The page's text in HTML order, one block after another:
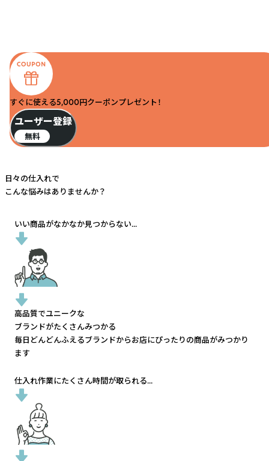
すぐに使える5,000円クーポンプレゼント！
ユーザー登録
無料
日々の仕入れで
こんな悩みはありませんか？
いい商品がなかなか見つからない...
高品質でユニークな
ブランドがたくさんみつかる
毎日どんどんふえるブランドからお店にぴったりの商品がみつかり
ます
仕入れ作業にたくさん時間が取られる...